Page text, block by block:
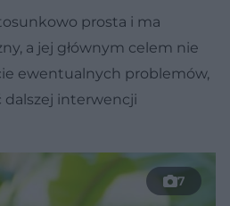
prosta i ma
a jej głównym celem nie
ewentualnych problemów,
interwencji
7